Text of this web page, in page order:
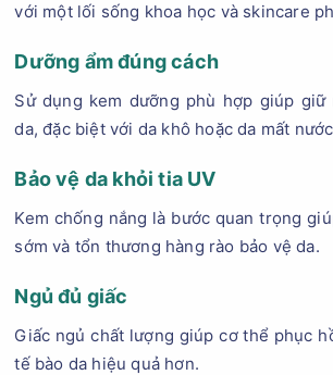
với một lối sống khoa học và skincare
Dưỡng ẩm đúng cách
Sử dụng kem dưỡng phù hợp giúp
da, đặc biệt với da khô hoặc da mất
Bảo vệ da khỏi tia UV
Kem chống nắng là bước quan trọng
sớm và tổn thương hàng rào bảo vệ da.
Ngủ đủ giấc
Giấc ngủ chất lượng giúp cơ thể phục
tế bào da hiệu quả hơn.